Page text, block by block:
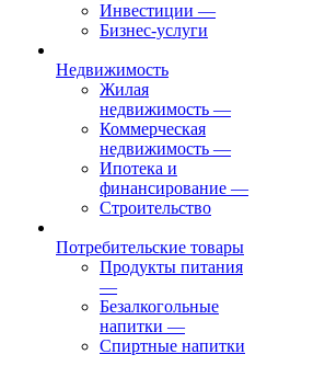
Инвестиции —
Бизнес-услуги
Недвижимость
Жилая
недвижимость —
Коммерческая
недвижимость —
Ипотека и
финансирование —
Строительство
Потребительские товары
Продукты питания
—
Безалкогольные
напитки —
Спиртные напитки